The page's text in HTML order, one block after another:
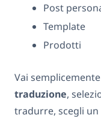
Post
Template
Prodotti
Vai
traduzione,
tradurre, scegli